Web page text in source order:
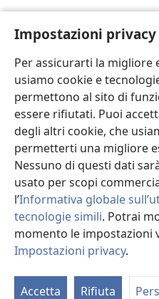
Impostazioni privacy
Per assicurarti la migliore
usiamo cookie e
permettono al sito di
essere rifiutati. Puoi
degli altri cookie, che
permetterti una migliore
Nessuno di questi dati
usato per scopi
l’Informativa globale
tecnologie simili. Potrai
momento le impostazioni
Impostazioni privacy.
Accetta Rifiuta
Copyright©2026Watch Tower
Pennsylvania.
CONDIZIONI D’USO|
IMPOSTAZIONI PRIVACY